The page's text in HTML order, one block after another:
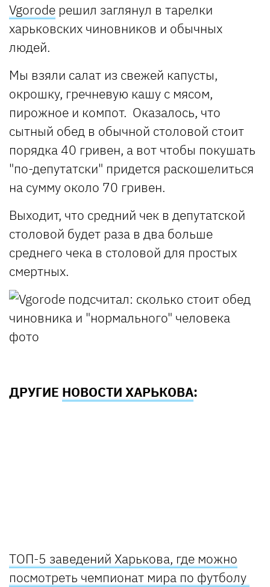
Vgorode решил заглянул в тарелки
харьковских чиновников и обычных
людей.
Мы взяли салат из свежей капусты,
окрошку, гречневую кашу с мясом,
пирожное и компот. Оказалось, что
сытный обед в обычной столовой стоит
порядка 40 гривен, а вот чтобы покушать
"по-депутатски" придется раскошелиться
на сумму около 70 гривен.
Выходит, что средний чек в депутатской
столовой будет раза в два больше
среднего чека в столовой для простых
смертных.
ДРУГИЕ НОВОСТИ ХАРЬКОВА:
ТОП-5 заведений Харькова, где можно
посмотреть чемпионат мира по футболу